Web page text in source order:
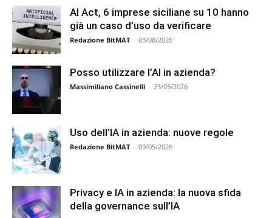
AI Act, 6 imprese siciliane su 10 hanno
già un caso d’uso da verificare
Redazione BitMAT - 03/08/2026
Posso utilizzare l’AI in azienda?
Massimiliano Cassinelli - 23/05/2026
Uso dell’IA in azienda: nuove regole
Redazione BitMAT - 09/05/2026
Privacy e IA in azienda: la nuova sfida
della governance sull’IA